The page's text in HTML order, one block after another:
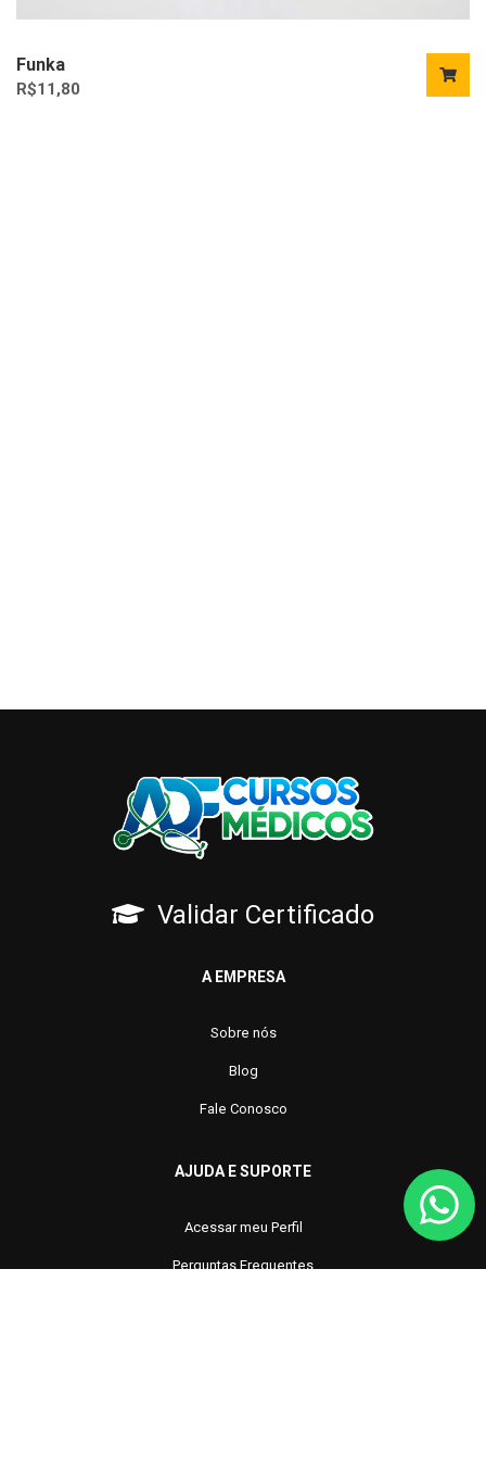
Funka
R$11,80
Validar Certificado
A EMPRESA
Sobre nós
Blog
Fale Conosco
AJUDA E SUPORTE
Acessar meu Perfil
Perguntas Frequentes